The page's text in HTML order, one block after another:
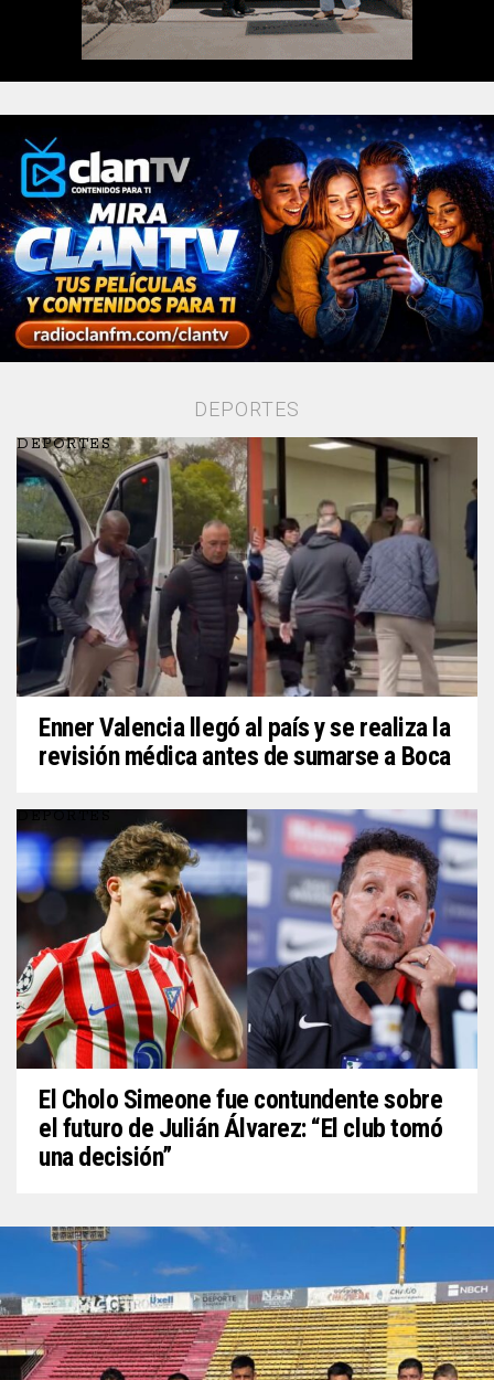
DEPORTES
DEPORTES
Enner Valencia llegó al país y se realiza la
revisión médica antes de sumarse a Boca
El Cholo Simeone fue contundente sobre
el futuro de Julián Álvarez: “El club tomó
una decisión”